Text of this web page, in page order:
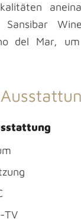
Sansibar
del Mar,
TV